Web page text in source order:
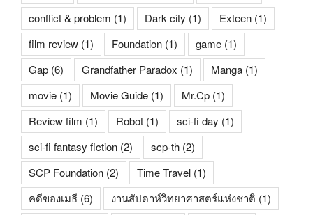
conflict & problem (1) Dark city (1) Exteen (1)
film review (1) Foundation (1) game (1)
Gap (6) Grandfather Paradox (1) Manga (1)
movie (1) Movie Guide (1) Mr.Cp (1)
Review film (1) Robot (1) sci-fi day (1)
sci-fi fantasy fiction (2) scp-th (2)
SCP Foundation (2) Time Travel (1)
คดีของเมธี (6) งานสัปดาห์วิทยาศาสตร์แห่งชาติ (1)